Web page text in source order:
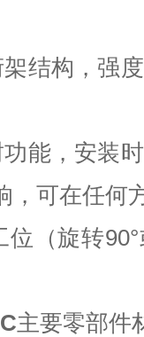
结构，强
能，安装
，可在任何
位（旋转90°
主要零部件